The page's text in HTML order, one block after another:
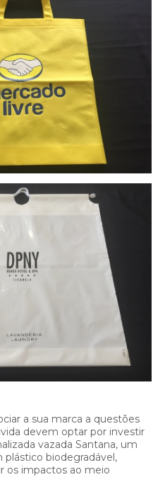
a sua marca a questões
devem optar por investir
vazada Santana, um
biodegradável,
os impactos ao meio